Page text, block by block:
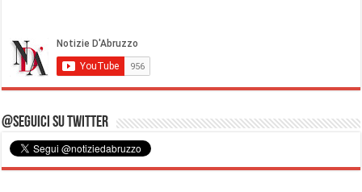
@Seguici su Twitter